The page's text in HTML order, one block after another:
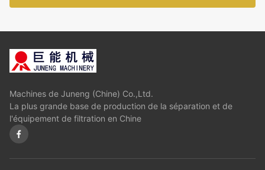
Machines de Juneng (Chine) Co.,Ltd.
La plus grande base de production de la séparation et de
l'équipement de filtration en Chine